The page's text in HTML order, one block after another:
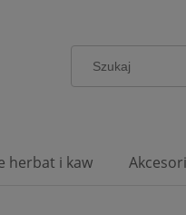
herbat i kaw